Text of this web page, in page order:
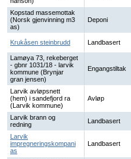
Kopstad massemottak
(Norsk gjenvinning m3
as)
Deponi
Krukåsen steinbrudd Landbasert
Lamøya 73, rekeberget
- gbnr 1031/18 - larvik
kommune (Brynjar
gran jensen)
Engangstiltak
Larvik avløpsnett
(hem) i sandefjord ra
(Larvik kommune)
Avløp
Larvik brann og
redning
Landbasert
Larvik
impregneringskompani
as
Landbasert